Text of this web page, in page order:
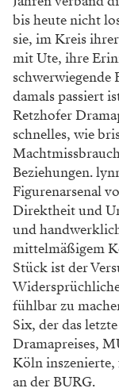
bis heute nicht
sie, im Kreis
mit Ute, ihre
schwerwiegende
damals passiert
Retzhofer
schnelles, wie
Beziehungen.
Figurenarsenal
Direktheit und
und
mittelmäßigem
Stück ist der
fühlbar zu
Six, der das
Dramapreises,
Köln
an der BURG.